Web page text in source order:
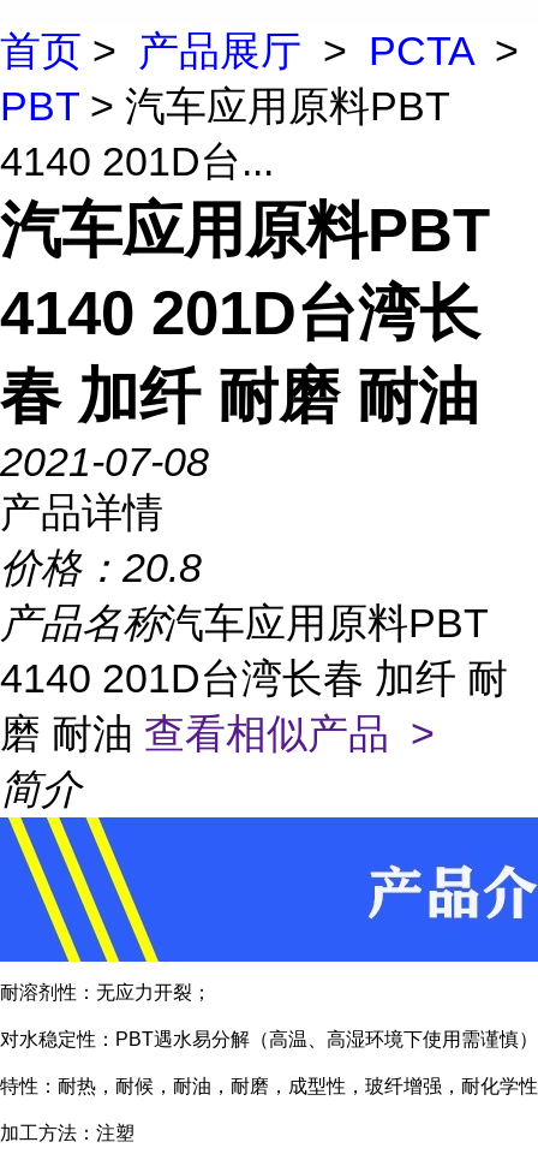
首页 > 产品展厅 > PCTA>
PBT > 汽车应用原料PBT
4140 201D台...
汽车应用原料PBT
4140 201D台湾长
春 加纤 耐磨 耐油
2021-07-08
产品详情
价格： 20.8
产品名称汽车应用原料PBT
4140 201D台湾长春 加纤 耐
磨 耐油 查看相似产品 >
简介
耐溶剂性：无应力开裂；
对水稳定性：PBT遇水易分解（高温、高湿环境下使用需谨慎）
特性：耐热，耐候，耐油，耐磨，成型性，玻纤增强，耐化学性
加工方法：注塑